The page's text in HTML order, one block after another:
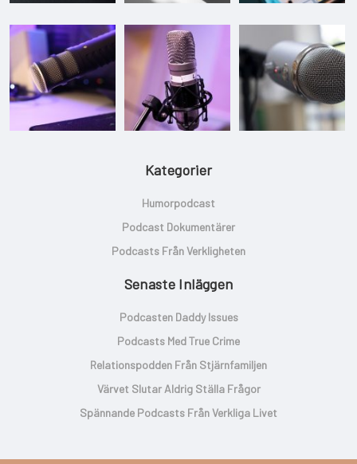
Kategorier
Humorpodcast
Podcast Dokumentärer
Podcasts Från Verkligheten
Senaste Inläggen
Podcasten Daddy Issues
Podcasts Med True Crime
Relationspodden Från Stjärnfamiljen
Värvet Slutar Aldrig Ställa Frågor
Spännande Podcasts Från Verkliga Livet